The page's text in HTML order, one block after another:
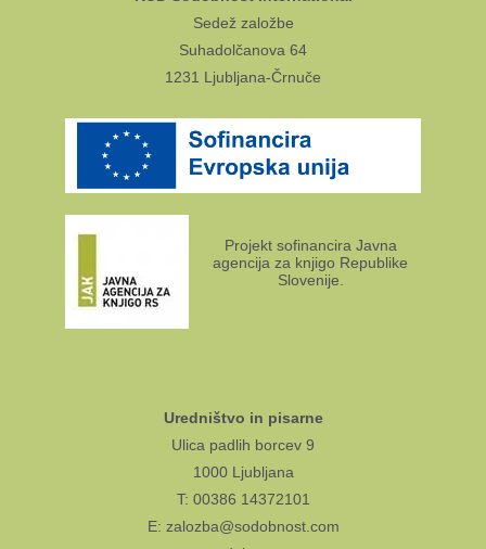
Sedež založbe
Suhadolčanova 64
1231 Ljubljana-Črnuče
Projekt sofinancira Javna
agencija za knjigo Republike
Slovenije.
Uredništvo in pisarne
Ulica padlih borcev 9
1000 Ljubljana
T: 00386 14372101
E: zalozba@sodobnost.com